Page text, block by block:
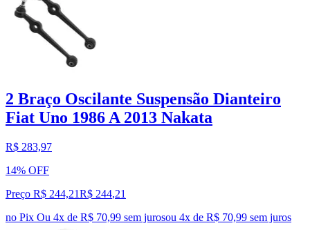
2 Braço Oscilante Suspensão Dianteiro
Fiat Uno 1986 A 2013 Nakata
R$ 283,97
14% OFF
Preço R$ 244,21R$ 244,21
no Pix Ou 4x de R$ 70,99 sem jurosou 4x de R$ 70,99 sem juros